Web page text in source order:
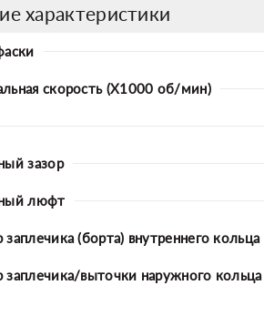
характеристики
скорость (X1000 об/мин)
зазор
люфт
(борта) внутреннего кольца
выточки наружного кольца